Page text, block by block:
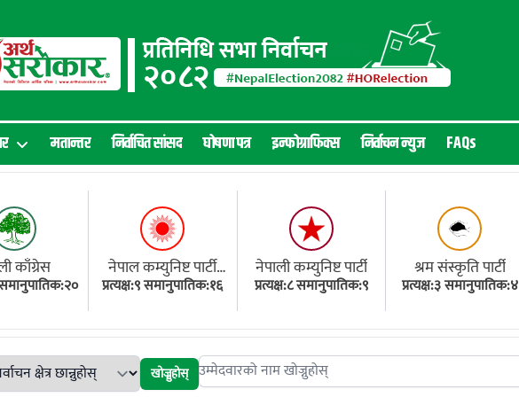
मतान्तर निर्वाचित सांसद घोषणा पत्र इन्फोग्राफिक्स निर्वाचन न्युज FAQs
काँग्रेस
समानुपातिक:२०
नेपाल कम्युनिष्ट पार्टी
(एमाले)
प्रत्यक्ष:९ समानुपातिक:१६
नेपाली कम्युनिष्ट पार्टी
प्रत्यक्ष:८ समानुपातिक:९
श्रम संस्कृति पार्टी
प्रत्यक्ष:३ समानुपातिक:४
खोज्नुहोस् Search candidates